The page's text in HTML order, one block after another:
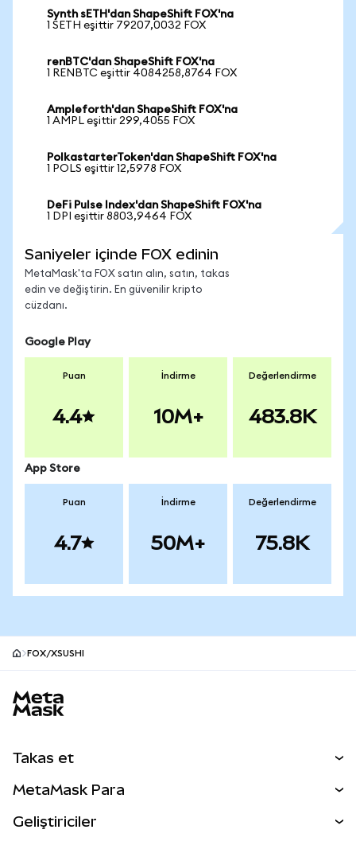
Synth sETH'dan ShapeShift FOX'na
1 SETH eşittir 79207,0032 FOX
renBTC'dan ShapeShift FOX'na
1 RENBTC eşittir 4084258,8764 FOX
Ampleforth'dan ShapeShift FOX'na
1 AMPL eşittir 299,4055 FOX
PolkastarterToken'dan ShapeShift FOX'na
1 POLS eşittir 12,5978 FOX
DeFi Pulse Index'dan ShapeShift FOX'na
1 DPI eşittir 8803,9464 FOX
Saniyeler içinde FOX edinin
MetaMask'ta FOX satın alın, satın, takas
edin ve değiştirin. En güvenilir kripto
cüzdanı.
Google Play
Puan
4.4
İndirme
10M+
Değerlendirme
483.8K
App Store
Puan
4.7
İndirme
50M+
Değerlendirme
75.8K
FOX/XSUSHI
Takas et
Perps
MetaMask Para
Geliştiriciler